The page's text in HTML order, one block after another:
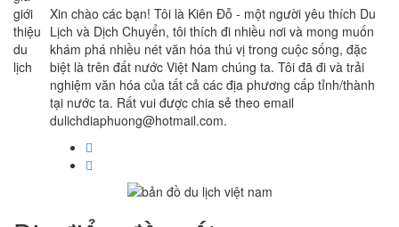
Xin chào các bạn! Tôi là Kiên Đỗ - một người yêu thích Du
Lịch và Dịch Chuyển, tôi thích đi nhiều nơi và mong muốn
khám phá nhiều nét văn hóa thú vị trong cuộc sống, đặc
biệt là trên đất nước Việt Nam chúng ta. Tôi đã đi và trải
nghiệm văn hóa của tất cả các địa phương cấp tỉnh/thành
tại nước ta. Rất vui được chia sẻ theo email
dulichdiaphuong@hotmail.com.